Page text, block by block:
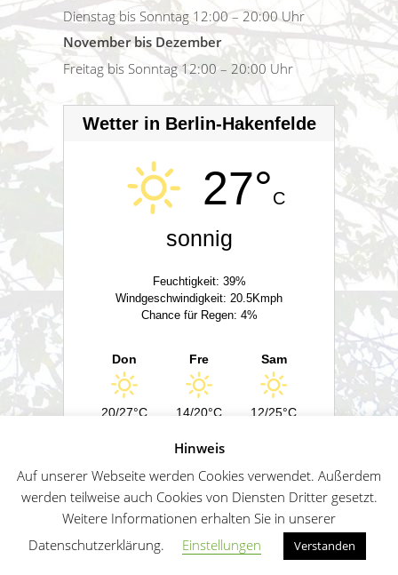
Dienstag bis Sonntag 12:00 – 20:00 Uhr
November bis Dezember
Freitag bis Sonntag 12:00 – 20:00 Uhr
Wetter in Berlin-Hakenfelde
27°C
sonnig
Feuchtigkeit: 39%
Windgeschwindigkeit: 20.5Kmph
Chance für Regen: 4%
Don
20/27°C
Fre
14/20°C
Sam
12/25°C
Impressum Datenschutz Sitemap German
Penguin WordPress Theme kreiert von WPZOO
Hinweis
Auf unserer Webseite werden Cookies verwendet. Außerdem
werden teilweise auch Cookies von Diensten Dritter gesetzt.
Weitere Informationen erhalten Sie in unserer
Datenschutzerklärung.
Einstellungen Verstanden